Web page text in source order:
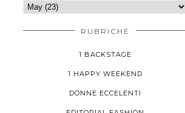
RUBRICHE
1 BACKSTAGE
1 HAPPY WEEKEND
DONNE ECCELENTI